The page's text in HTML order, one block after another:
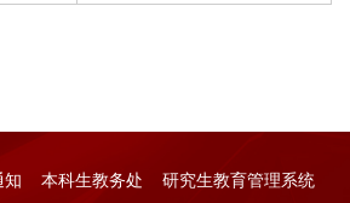
知 本科生教务处 研究生教育管理系统